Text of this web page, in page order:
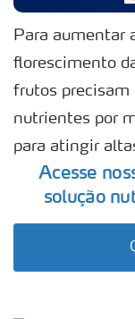
Para aumentar
florescimento
frutos precisam
nutrientes por
para atingir
Acesse
solução